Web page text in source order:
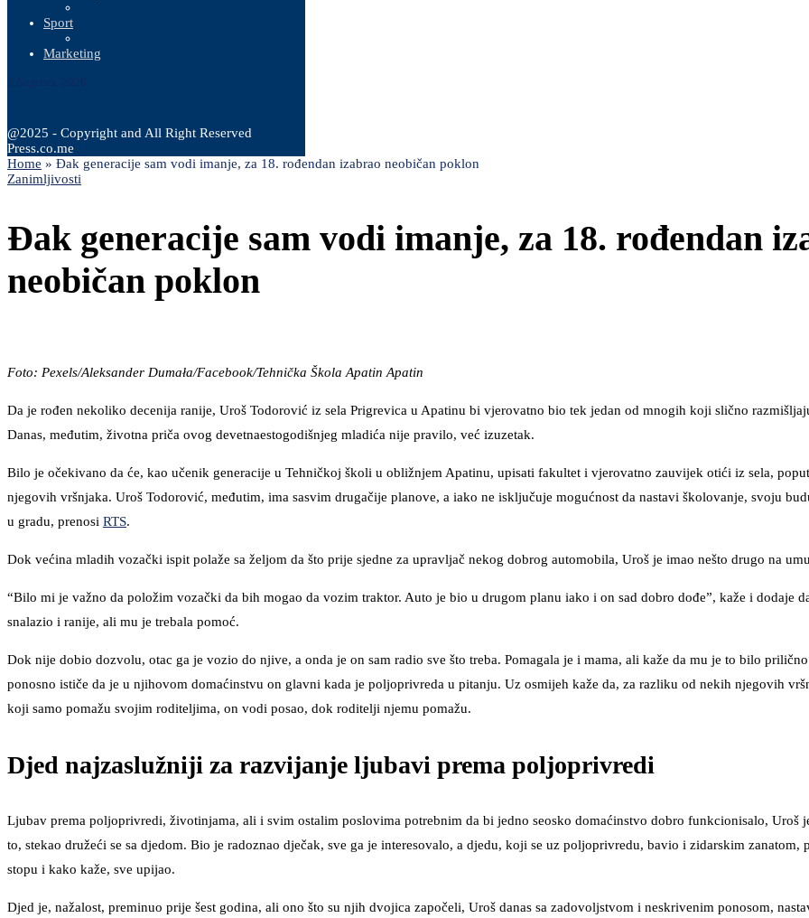
Sport
Marketing
@2025 - Copyright and All Right Reserved
Press.co.me
Home » Đak generacije sam vodi imanje, za 18. rođendan izabrao neobičan poklon
Zanimljivosti
Đak generacije sam vodi imanje, za 18. rođendan
neobičan poklon
Foto: Pexels/Aleksander Dumała/Facebook/Tehnička Škola Apatin Apatin
Da je rođen nekoliko decenija ranije, Uroš Todorović iz sela Prigrevica u Apatinu bi vjerovatno bio tek jedan od mnogih koji slično
Danas, međutim, životna priča ovog devetnaestogodišnjeg mladića nije pravilo, već izuzetak.
Bilo je očekivano da će, kao učenik generacije u Tehničkoj školi u obližnjem Apatinu, upisati fakultet i vjerovatno zauvijek otići iz sela,
njegovih vršnjaka. Uroš Todorović, međutim, ima sasvim drugačije planove, a iako ne isključuje mogućnost da nastavi školovanje, svoju
u gradu, prenosi RTS.
Dok većina mladih vozački ispit polaže sa željom da što prije sjedne za upravljač nekog dobrog automobila, Uroš je imao nešto drugo na
“Bilo mi je važno da položim vozački da bih mogao da vozim traktor. Auto je bio u drugom planu iako i on sad dobro dođe”, kaže i dodaje
snalazio i ranije, ali mu je trebala pomoć.
Dok nije dobio dozvolu, otac ga je vozio do njive, a onda je on sam radio sve što treba. Pomagala je i mama, ali kaže da mu je to bilo
ponosno ističe da je u njihovom domaćinstvu on glavni kada je poljoprivreda u pitanju. Uz osmijeh kaže da, za razliku od nekih njegovih
koji samo pomažu svojim roditeljima, on vodi posao, dok roditelji njemu pomažu.
Djed najzaslužniji za razvijanje ljubavi prema poljoprivredi
Ljubav prema poljoprivredi, životinjama, ali i svim ostalim poslovima potrebnim da bi jedno seosko domaćinstvo dobro funkcionisalo, Uroš
to, stekao družeći se sa djedom. Bio je radoznao dječak, sve ga je interesovalo, a djedu, koji se uz poljoprivredu, bavio i zidarskim zanatom,
stopu i kako kaže, sve upijao.
Djed je, nažalost, preminuo prije šest godina, ali ono što su njih dvojica započeli, Uroš danas sa zadovoljstvom i neskrivenim ponosom,